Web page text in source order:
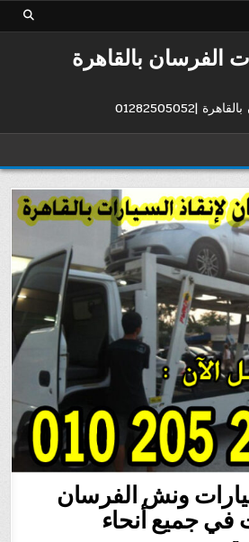
الفرسان بالقاهرة
ونش الفرسان
في جميع أنحاء